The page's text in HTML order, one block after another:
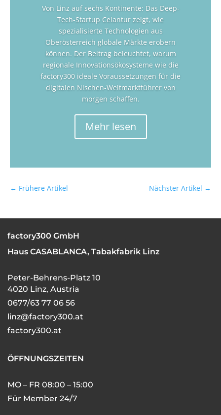
Von Linz auf sechs Kontinente: Das Deep-
Tech-Startup Celantur zeigt, wie
spezialisierte Technologien aus
Oberösterreich globale Märkte erobern
können. Der Beitrag beleuchtet, warum
regionale Innovationsökosysteme wie die
factory300 ideale Voraussetzungen für die
digitalen Nischen-Weltmarktführer von
morgen schaffen.
Mehr lesen
← Frühere Artikel Nächster Artikel →
factory300 GmbH
Haus CASABLANCA, Tabakfabrik Linz
Peter-Behrens-Platz 10
4020 Linz, Austria
0677/63 77 06 56
linz@factory300.at
factory300.at
ÖFFNUNGSZEITEN
MO – FR 08:00 – 15:00
Für Member 24/7